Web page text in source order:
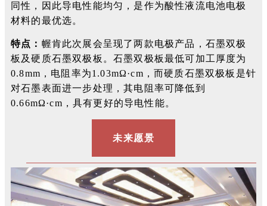
同性，因此导电性能均匀，是作为酸性液流电池电极
材料的最优选。
特点： 幄肯此次展会呈现了两款电极产品，石墨双极
板及硬质石墨双极板。石墨双极板最低可加工厚度为
0.8mm，电阻率为1.03mΩ·cm，而硬质石墨双极板是针
对石墨表面进一步处理，其电阻率可降低到
0.66mΩ·cm，具有更好的导电性能。
未来愿景